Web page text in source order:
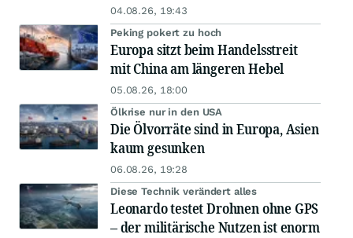
04.08.26, 19:43
Peking pokert zu hoch
Europa sitzt beim Handelsstreit
mit China am längeren Hebel
05.08.26, 18:00
Ölkrise nur in den USA
Die Ölvorräte sind in Europa, Asien
kaum gesunken
06.08.26, 19:28
Diese Technik verändert alles
Leonardo testet Drohnen ohne GPS
– der militärische Nutzen ist enorm